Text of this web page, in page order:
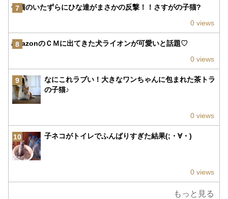
7
子猫のいたずらにひな達がまさかの反撃！！さすがの子猫?
0 views
8
amazonのＣＭに出てきた犬ライオンが可愛いと話題♡
0 views
9
なにこれラブい！大きなワンちゃんに包まれた茶トラ
の子猫♪
0 views
10 子ネコがトイレでふんばりすぎた結果(;・∀・)
0 views
もっと見る